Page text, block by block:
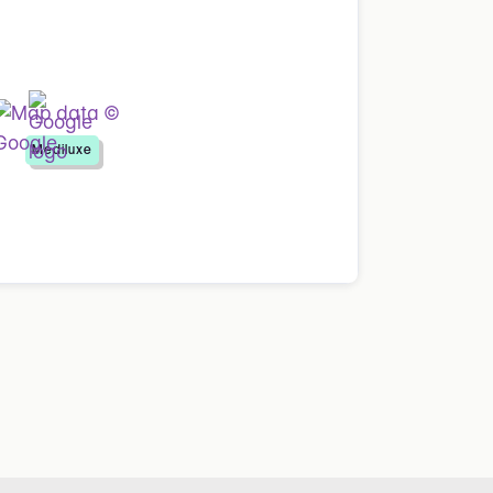
Mediluxe